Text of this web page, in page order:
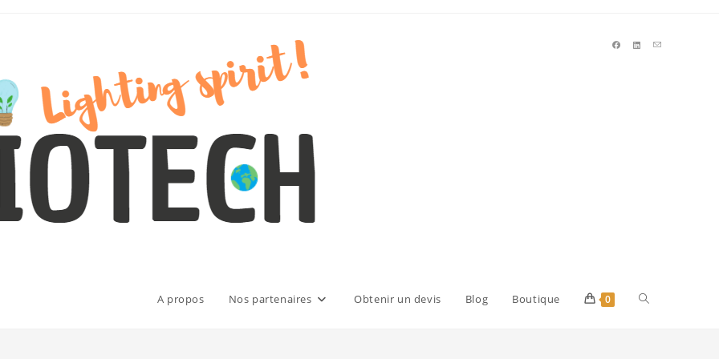
A propos Nos partenaires Obtenir un devis Blog Boutique 0 Toggle